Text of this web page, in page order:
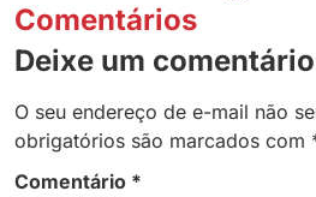
Comentários
Deixe um comentário
O seu endereço de e-mail não
obrigatórios são marcados com
Comentário *